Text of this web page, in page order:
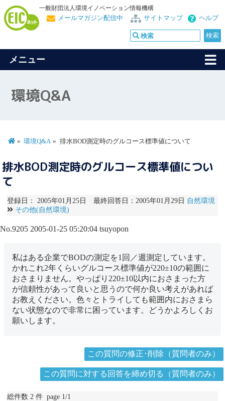
一般財団法人環境イノベーション情報機構
ヘルプ
サイトマップ
メールマガジン配信中
メニュー
環境Q&A
環境Q&A 排水BOD測定時のグルコース標準値について
排水BOD測定時のグルコース標準値につい
て
登録日： 2005年01月25日 最終回答日：2005年01月29日 自然環境
その他(自然環境)
No.9205 2005-01-25 05:20:04 tsuyopon
私はある企業でBODの測定を1回／週測定しています。
かれこれ2年くらいグルコース標準値が220±10の範囲に
おさまりません。やっぱり220±10以内におさまった方
が信頼性があって良いと思うので何か良い考えがあれば
お教えください。色々とトライしても範囲内におさまら
ない状態なので非常に困っています。どうかよろしくお
願いします。
この質問の修正･削除（質問者のみ）
この質問に対する回答を締め切る（質問者のみ）
総件数 2 件 page 1/1